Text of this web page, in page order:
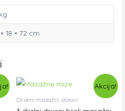
18 × 72 cm
Akcija!
Drveni masažni stolovi